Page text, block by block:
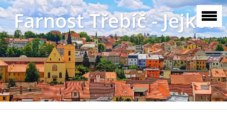
Farnost Třebíč - Jejkov